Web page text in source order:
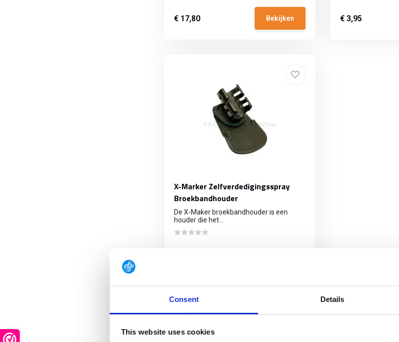
Consent Details
This website uses cookies
€ 17,80 Bekijken € 3,95
X-Marker Zelfverdedigingsspray
Broekbandhouder
De X-Maker broekbandhouder is een
houder die het...